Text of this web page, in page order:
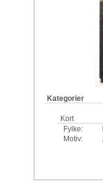
Kategorier
Kort
Fylke:
Motiv: